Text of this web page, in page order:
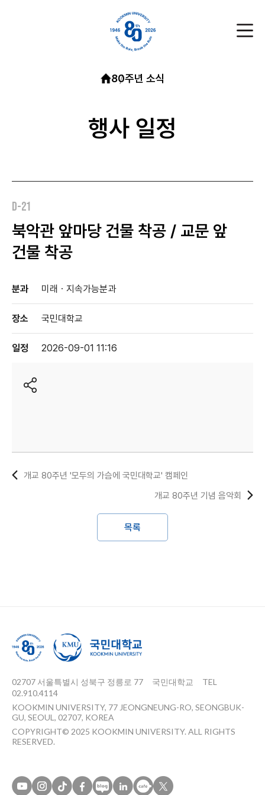
80주년 소식
행사 일정
D-21
북악관 앞마당 건물 착공 / 교문 앞
건물 착공
분과 미래ㆍ지속가능분과
장소 국민대학교
일정 2026-09-01 11:16
개교 80주년 '모두의 가슴에 국민대학교' 캠페인
목록
개교 80주년 기념 음악회
02707 서울특별시 성북구 정릉로 77 국민대학교
TEL
02.910.4114
KOOKMIN UNIVERSITY, 77 JEONGNEUNG-RO, SEONGBUK-
GU, SEOUL, 02707, KOREA
COPYRIGHT© 2025 KOOKMIN UNIVERSITY. ALL RIGHTS
RESERVED.